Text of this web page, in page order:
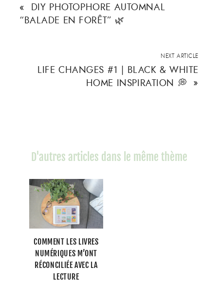
« DIY PHOTOPHORE AUTOMNAL
“BALADE EN FORÊT” 🌿
NEXT ARTICLE
LIFE CHANGES #1 | BLACK & WHITE
HOME INSPIRATION 💭 »
D'autres articles dans le même thème
COMMENT LES LIVRES
NUMÉRIQUES M’ONT
RÉCONCILIÉE AVEC LA
LECTURE